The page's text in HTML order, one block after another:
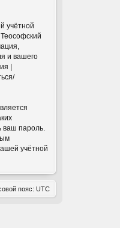
учётной
и вашего
|
ваш пароль.
учётной
пояс: UTC